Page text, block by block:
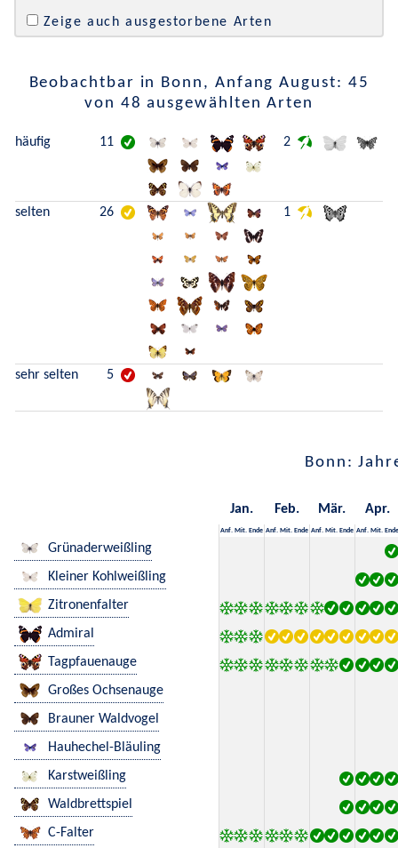
Zeige auch ausgestorbene Arten
Beobachtbar in Bonn, Anfang August: 45
von 48 ausgewählten Arten
häufig 11 2
selten 26 1
sehr selten 5
Bonn:
Jan. Feb. Mär. Apr.
Anf. Mit. Ende Anf. Mit. Ende Anf. Mit. Ende Anf. Mit. Ende
Grünaderweißling
Kleiner Kohlweißling
Zitronenfalter
Admiral
Tagpfauenauge
Großes Ochsenauge
Brauner Waldvogel
Hauhechel-Bläuling
Karstweißling
Waldbrettspiel
C-Falter